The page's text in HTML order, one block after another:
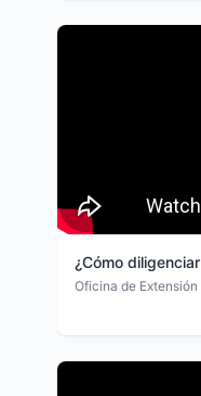
¿Cómo
Oficina de